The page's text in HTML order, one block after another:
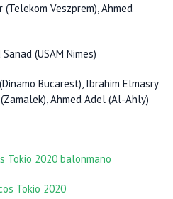
(Telekom Veszprem), Ahmed
(USAM Nimes)
Bucarest), Ibrahim Elmasry
Ahmed Adel (Al-Ahly)
Tokio 2020 balonmano
Tokio 2020